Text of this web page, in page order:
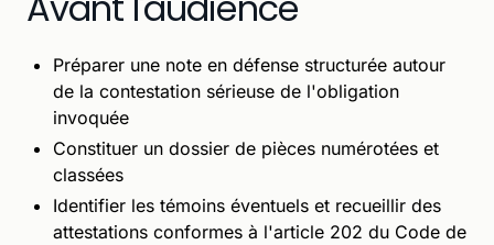
Préparer une note en défense structurée autour
de la contestation sérieuse de l'obligation
invoquée
Constituer un dossier de pièces numérotées et
classées
Identifier les témoins éventuels et recueillir des
attestations conformes à l'article 202 du Code de